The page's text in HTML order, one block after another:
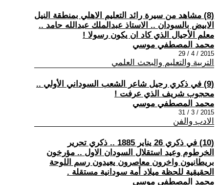
(8) مشاهد من سيرة رائد التعليم الاهلي بمنطقة النيل
الابيض بالسودان .. الاستاذ عبدالملك عبدالله حامد ..
معلم الأجيال الذي كاد ان يكون رسولا !
محمد المصطفي موسي
2015 / 4 / 29
التربية والتعليم والبحث العلمي
(9) في ذكري رحيل شاعر الشعب السوداني الأولي ..
محجوب شريف الذي عرفت !
محمد المصطفي موسي
2015 / 3 / 31
الادب والفن
(10) في ذكري 26 يناير 1885 .. ذكري تحرير
الخرطوم وعيد استقلال السودان الاول .. مؤرخون
بريطانيون واخرون معاصرون يعيدون رسم اللوحة
الحقيقية للحظة ميلاد أمة سودانية مستقلة .
محمد المصطفي موسي